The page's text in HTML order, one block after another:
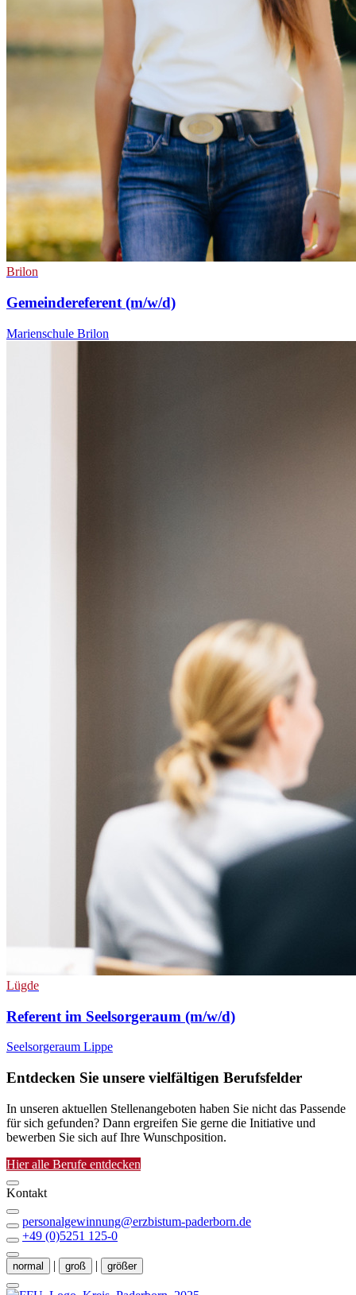
Brilon
Gemeindereferent (m/w/d)
Marienschule Brilon
Lügde
Referent im Seelsorgeraum (m/w/d)
Seelsorgeraum Lippe
Entdecken Sie unsere vielfältigen Berufsfelder
In unseren aktuellen Stellenangeboten haben Sie nicht das Passende
für sich gefunden? Dann ergreifen Sie gerne die Initiative und
bewerben Sie sich auf Ihre Wunschposition.
Hier alle Berufe entdecken
Kontakt
personalgewinnung@erzbistum-paderborn.de
+49 (0)5251 125-0
normal | groß | größer